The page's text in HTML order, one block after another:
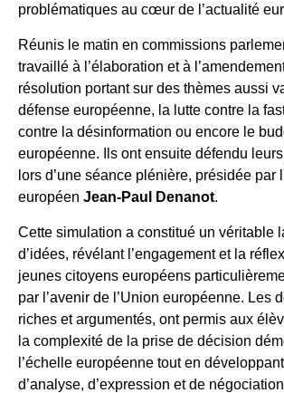
problématiques au cœur de l’actualité
Réunis le matin en commissions
travaillé à l’élaboration et à
résolution portant sur des thèmes aussi
défense européenne, la lutte contre la
contre la désinformation ou encore le
européenne. Ils ont ensuite défendu
lors d’une séance plénière, présidée par
européen Jean-Paul Denanot.
Cette simulation a constitué un véritable
d’idées, révélant l’engagement et la
jeunes citoyens européens
par l’avenir de l’Union européenne. Les
riches et argumentés, ont permis aux
la complexité de la prise de décision
l’échelle européenne tout en
d’analyse, d’expression et de